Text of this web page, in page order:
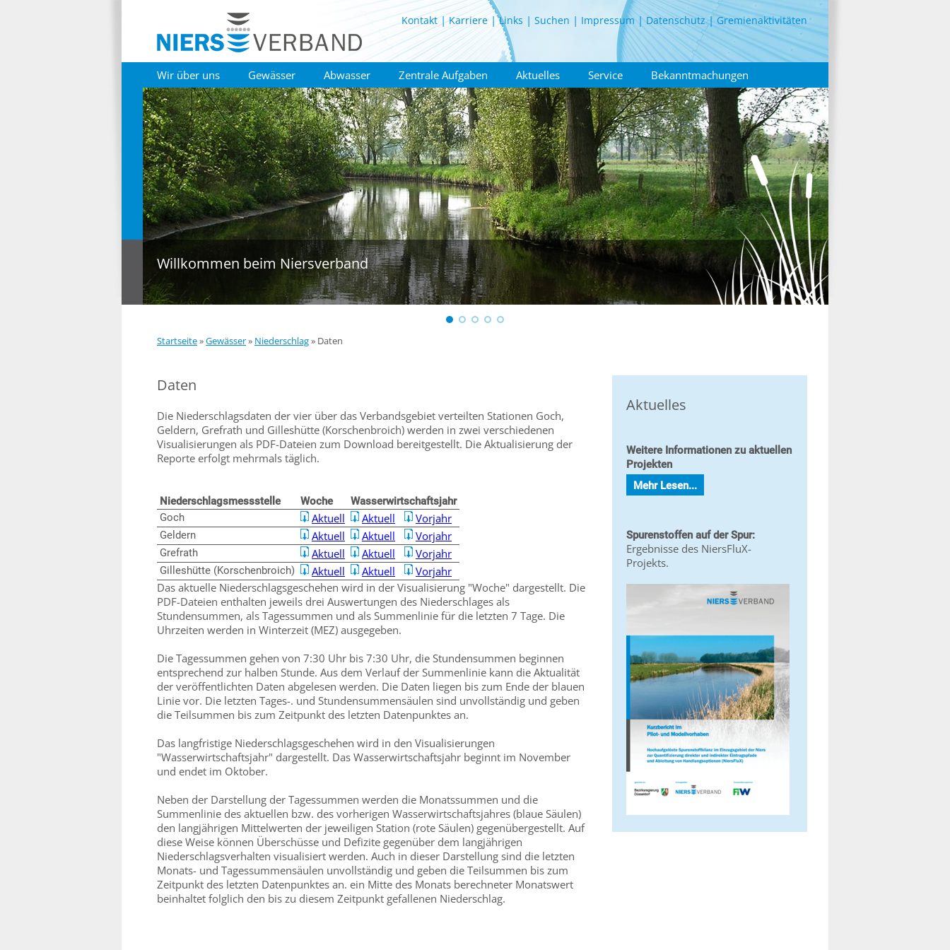
Kontakt Karriere Links Suchen Impressum Datenschutz Gremienaktivitäten
Wir über uns Gewässer Abwasser Zentrale Aufgaben Aktuelles Service Bekanntmachungen
Willkommen beim Niersverband
Startseite»Gewässer» Niederschlag» Daten
Daten
Die Niederschlagsdaten der vier über das Verbandsgebiet verteilten Stationen Goch,
Geldern, Grefrath und Gilleshütte (Korschenbroich) werden in zwei verschiedenen
Visualisierungen als PDF-Dateien zum Download bereitgestellt. Die Aktualisierung der
Reporte erfolgt mehrmals täglich.
Niederschlagsmessstelle Woche
Wasserwirtschaftsjahr
Goch
Aktuell Aktuell Vorjahr
Geldern Aktuell Aktuell Vorjahr
Grefrath Aktuell Aktuell Vorjahr
Gilleshütte (Korschenbroich) Aktuell Aktuell
Vorjahr
Das aktuelle Niederschlagsgeschehen wird in der Visualisierung "Woche" dargestellt. Die
PDF-Dateien enthalten jeweils drei Auswertungen des Niederschlages als
Stundensummen, als Tagessummen und als Summenlinie für die letzten 7 Tage. Die
Uhrzeiten werden in Winterzeit (MEZ) ausgegeben.
Die Tagessummen gehen von 7:30 Uhr bis 7:30 Uhr, die Stundensummen beginnen
entsprechend zur halben Stunde. Aus dem Verlauf der Summenlinie kann die Aktualität
der veröffentlichten Daten abgelesen werden. Die Daten liegen bis zum Ende der blauen
Linie vor. Die letzten Tages-. und Stundensummensäulen sind unvollständig und geben
die Teilsummen bis zum Zeitpunkt des letzten Datenpunktes an.
Das langfristige Niederschlagsgeschehen wird in den Visualisierungen
"Wasserwirtschaftsjahr" dargestellt. Das Wasserwirtschaftsjahr beginnt im November
und endet im Oktober.
Neben der Darstellung der Tagessummen werden die Monatssummen und die
Summenlinie des aktuellen bzw. des vorherigen Wasserwirtschaftsjahres (blaue Säulen)
den langjährigen Mittelwerten der jeweiligen Station (rote Säulen) gegenübergestellt. Auf
diese Weise können Überschüsse und Defizite gegenüber dem langjährigen
Niederschlagsverhalten visualisiert werden. Auch in dieser Darstellung sind die letzten
Monats- und Tagessummensäulen unvollständig und geben die Teilsummen bis zum
Zeitpunkt des letzten Datenpunktes an. ein Mitte des Monats berechneter Monatswert
beinhaltet folglich den bis zu diesem Zeitpunkt gefallenen Niederschlag.
Aktuelles
Weitere Informationen zu aktuellen
Projekten
Mehr Lesen...
Spurenstoffen auf der Spur:
Ergebnisse des NiersFluX-
Projekts.